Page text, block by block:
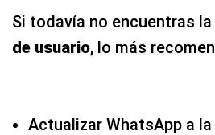
Si todavía no encuentras
de usuario, lo más
Actualizar WhatsApp a